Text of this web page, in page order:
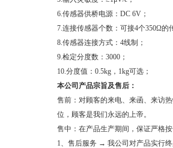
6.传感器供桥电源：DC 6V；
7.连接传感器个数：可接4个350Ω的
8.传感器连接方式：4线制；
9.检定分度数：3000；
10.分度值：0.5kg，1kg可选；
本公司产品宗旨及售后：
售前：对顾客的来电、来函、来访
位，顾客是我们永远的上帝。
售中：在产品生产期间，保证严格
1、售后服务 → 我公司对产品实行